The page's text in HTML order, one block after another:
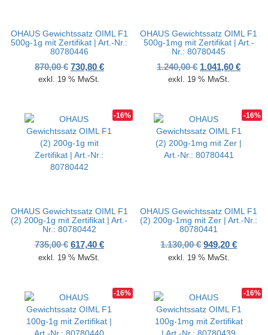
OHAUS Gewichtssatz OIML F1
500g-1g mit Zertifikat | Art.-Nr.:
80780446
870,00€ Ursprünglicher Preis war: 870,00 €
730,80 €Aktueller Preis ist: 730,80 €.
exkl. 19 % MwSt.
OHAUS Gewichtssatz OIML F1
500g-1mg mit Zertifikat | Art.-
Nr.: 80780445
1.240,00€ Ursprünglicher
1.041,60€
exkl. 19 % MwSt.
-16%
OHAUS Gewichtssatz OIML F1
(2) 200g-1g mit Zertifikat | Art.-
Nr.: 80780442
735,00€ Ursprünglicher Preis war: 735,00 €
617,40 €Aktueller Preis ist: 617,40 €.
exkl. 19 % MwSt.
-16%
OHAUS Gewichtssatz OIML F1
(2) 200g-1mg mit Zer | Art.-Nr.:
80780441
1.130,00€ Ursprünglicher
949,20€
exkl. 19 % MwSt.
-16% -16%